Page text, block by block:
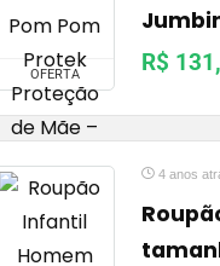
OFERTA R$
4 anos